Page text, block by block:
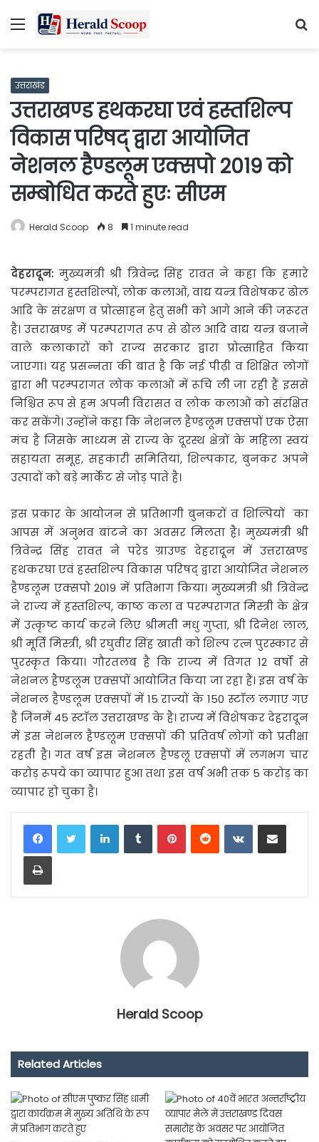
Menu
उत्तराखंड
उत्तराखण्ड हथकरघा एवं हस्तशिल्प
विकास परिषद् द्वारा आयोजित
नेशनल हैण्डलूम एक्सपो 2019 को
सम्बोधित करते हुएः सीएम
Herald Scoop 8 1 minute read
देहरादून: मुख्यमंत्री श्री त्रिवेन्द्र सिंह रावत ने कहा कि हमारे
परम्परागत हस्तशिल्पों, लोक कलाओं, वाद्य यन्त्र विशेषकर ढोल
आदि के संरक्षण व प्रोत्साहन हेतु सभी को आगे आने की जरूरत
है। उत्तराखण्ड में परम्परागत रूप से ढोल आदि वाद्य यन्त्र बजाने
वाले कलाकारों को राज्य सरकार द्वारा प्रोत्साहित किया
जाएगा। यह प्रसन्नता की बात है कि नई पीढ़ी व शिक्षित लोगों
द्वारा भी परम्परागत लोक कलाओं में रूचि ली जा रही हैं इससे
निश्चित रूप से हम अपनी विरासत व लोक कलाओं को संरक्षित
कर सकेंगे। उन्होंने कहा कि नेशनल हैण्डलूम एक्सपों एक ऐसा
मंच है जिसके माध्यम से राज्य के दूरस्थ क्षेत्रों के महिला स्वयं
सहायता समूह, सहकारी समितियां, शिल्पकार, बुनकर अपने
उत्पादों को बड़े मार्केट से जोड़ पाते है।
इस प्रकार के आयोजन से प्रतिभागी बुनकरों व शिल्पियों का
आपस में अनुभव बांटने का अवसर मिलता है। मुख्यमंत्री श्री
त्रिवेन्द्र सिंह रावत ने परेड ग्राउण्ड देहरादून में उत्तराखण्ड
हथकरघा एवं हस्तशिल्प विकास परिषद् द्वारा आयोजित नेशनल
हैण्डलूम एक्सपो 2019 में प्रतिभाग किया। मुख्यमंत्री श्री त्रिवेन्द्र
ने राज्य में हस्तशिल्प, काष्ठ कला व परम्परागत मिस्त्री के क्षेत्र
में उत्कृष्ट कार्य करने लिए श्रीमती मधु गुप्ता, श्री दिनेश लाल,
श्री मूर्ति मिस्त्री, श्री रघुवीर सिंह खाती को शिल्प रत्न पुरस्कार से
पुरस्कृत किया। गौरतलब है कि राज्य में विगत 12 वर्षो से
नेशनल हैण्डलूम एक्सपों आयोजित किया जा रहा हैं। इस वर्ष के
नेशनल हैण्डलूम एक्सपों में 15 राज्यों के 150 स्टाॅल लगाए गए
हैं जिनमें 45 स्टाॅल उत्तराखण्ड के है। राज्य में विशेषकर देहरादून
में इस नेशनल हैण्डलूम एक्सपों की प्रतिवर्ष लोगों को प्रतीक्षा
रहती है। गत वर्ष इस नेशनल हैण्डलू एक्सपों में लगभग चार
करोड़ रूपये का व्यापार हुआ तथा इस वर्ष अभी तक 5 करोड़ का
व्यापार हो चुका है।
LinkedInTumblrPinterestReddit VKontakteShare via Email
Print
Herald Scoop
Related Articles